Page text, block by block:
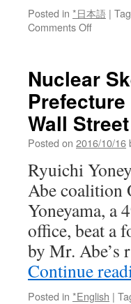
Posted in *日本語 |
Comments Offon
難
者
住
宅
支
援
打
ち
切
り
反
対！
～
ナ
ダ
Nuclear
Wall
Posted on 2016/10/16
Ryuichi
Abe coalition
Yoneyama, a
office, beat a
by Mr.
Continue
Posted in *English |